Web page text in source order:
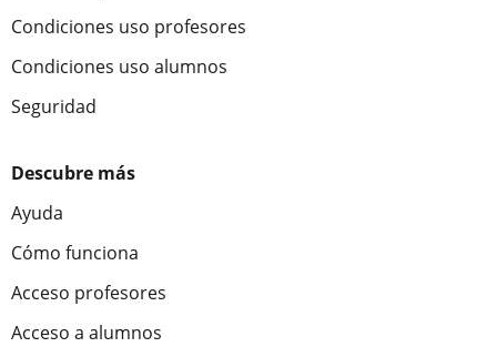
Condiciones uso profesores
Condiciones uso alumnos
Seguridad
Descubre más
Ayuda
Cómo funciona
Acceso profesores
Acceso a alumnos